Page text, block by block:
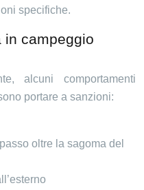
specifiche.
in campeggio
alcuni comportamenti
portare a sanzioni:
oltre la sagoma del